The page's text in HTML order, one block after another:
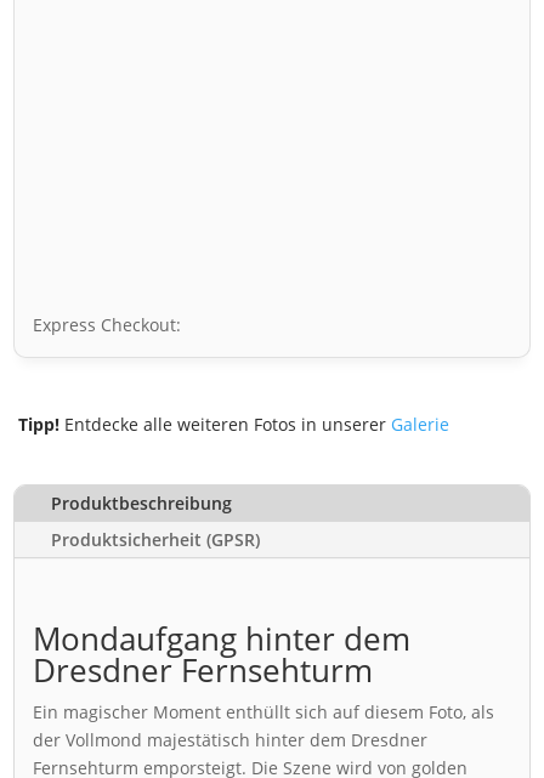
Express Checkout:
Tipp! Entdecke alle weiteren Fotos in unserer Galerie
Produktbeschreibung
Produktsicherheit (GPSR)
Mondaufgang hinter dem
Dresdner Fernsehturm
Ein magischer Moment enthüllt sich auf diesem Foto, als
der Vollmond majestätisch hinter dem Dresdner
Fernsehturm emporsteigt. Die Szene wird von golden